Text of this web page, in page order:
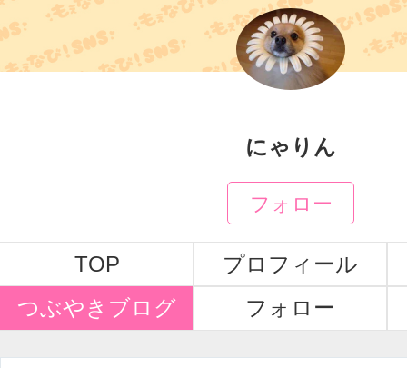
にゃりん
フォロー
TOP
プロフィール
つぶやきブログ
フォロー